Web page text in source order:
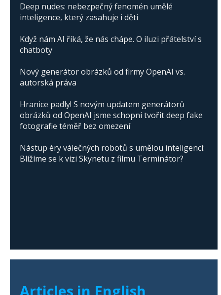
Deep nudes: nebezpečný fenomén umělé
inteligence, který zasahuje i děti
Když nám AI říká, že nás chápe. O iluzi přátelství s
chatboty
Nový generátor obrázků od firmy OpenAI vs.
autorská práva
Hranice padly! S novým updatem generátorů
obrázků od OpenAI jsme schopni tvořit deep fake
fotografie téměř bez omezení
Nástup éry válečných robotů s umělou inteligencí:
Blížíme se k vizi Skynetu z filmu Terminátor?
Articles in English